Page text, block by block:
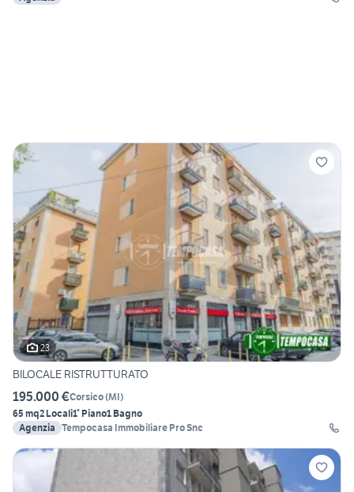
23
BILOCALE RISTRUTTURATO
195.000 €Corsico(MI)
65 mq2 Locali1° Piano1 Bagno
Agenzia Tempocasa Immobiliare Pro Snc